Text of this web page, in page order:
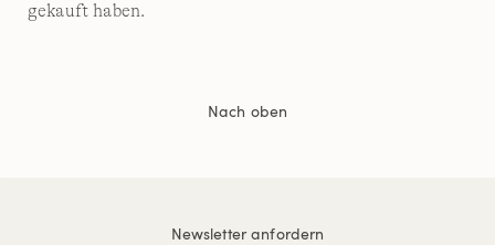
gekauft haben.
Nach oben
Newsletter anfordern